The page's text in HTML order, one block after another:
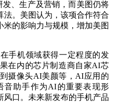
、生产及营销，而美图仍将
。美图认为，该项合作符合
的影响力与规模，增加美图
机领域获得一定程度的发
在内的芯片制造商自家AI芯
摄像头AI美颜等，AI应用的
音助手作为AI的重要表现形
口。未来新发布的手机产品